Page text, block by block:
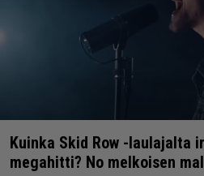
Kuinka Skid Row -laulajalta
megahitti? No melkoisen